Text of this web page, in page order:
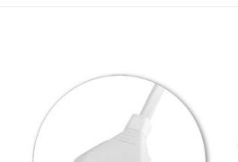
Bæta
við á
óskalista